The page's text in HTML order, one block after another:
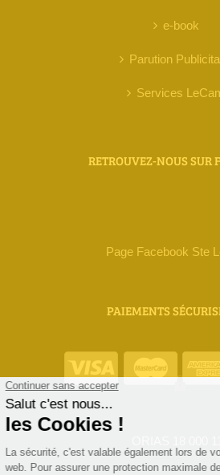
e-book
Parution
Services
RETROUVEZ-NOUS SUR
Page Facebook Ste
PAIEMENTS